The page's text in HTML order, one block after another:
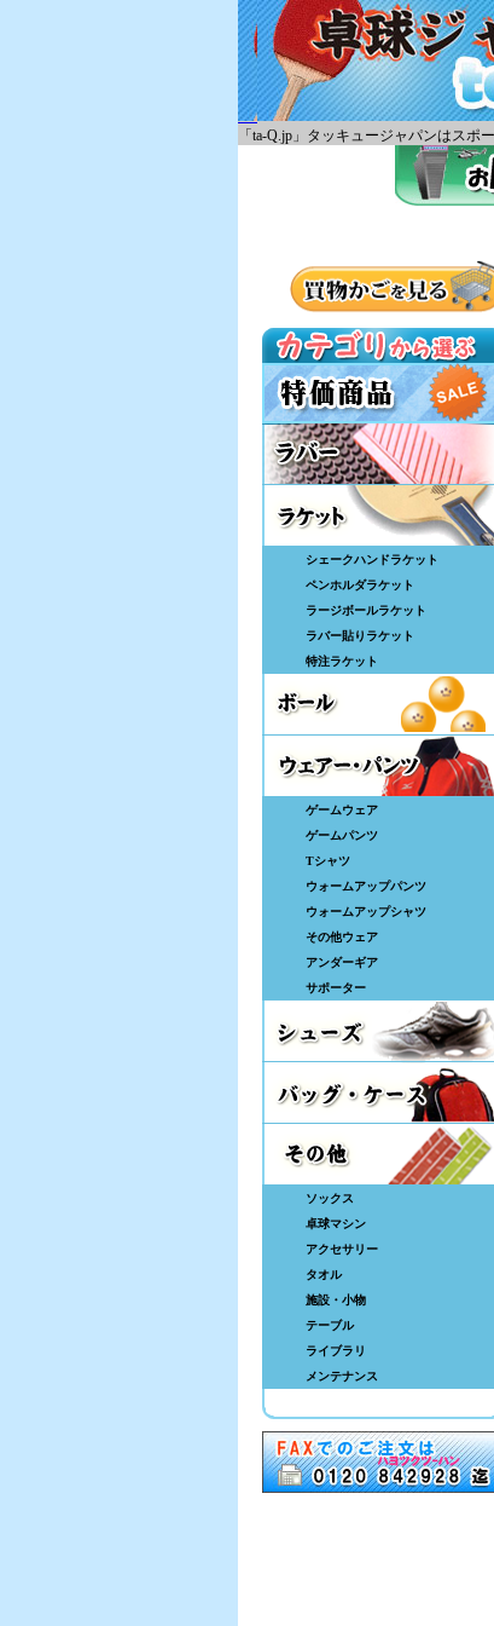
「ta-Q.jp」タッキュージャパンはス
シェークハンドラケット
ペンホルダラケット
ラージボールラケット
ラバー貼りラケット
特注ラケット
ゲームウェア
ゲームパンツ
Tシャツ
ウォームアップパンツ
ウォームアップシャツ
その他ウェア
アンダーギア
サポーター
ソックス
卓球マシン
アクセサリー
タオル
施設・小物
テーブル
ライブラリ
メンテナンス